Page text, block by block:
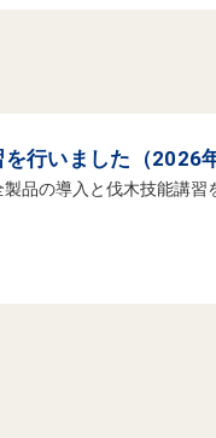
行いました（2026
品の導入と伐木技能講習